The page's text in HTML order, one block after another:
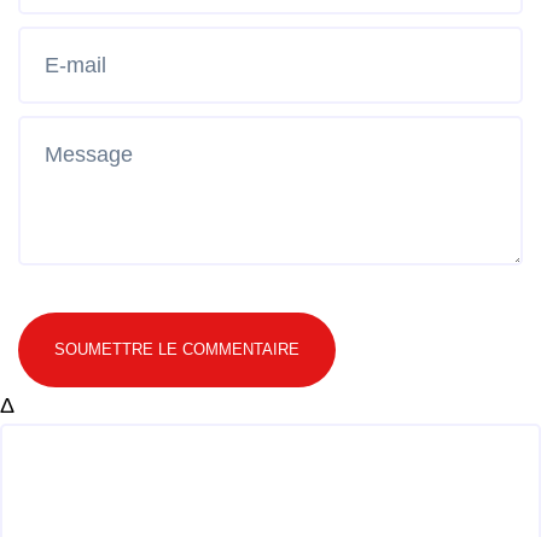
SOUMETTRE LE COMMENTAIRE
Δ